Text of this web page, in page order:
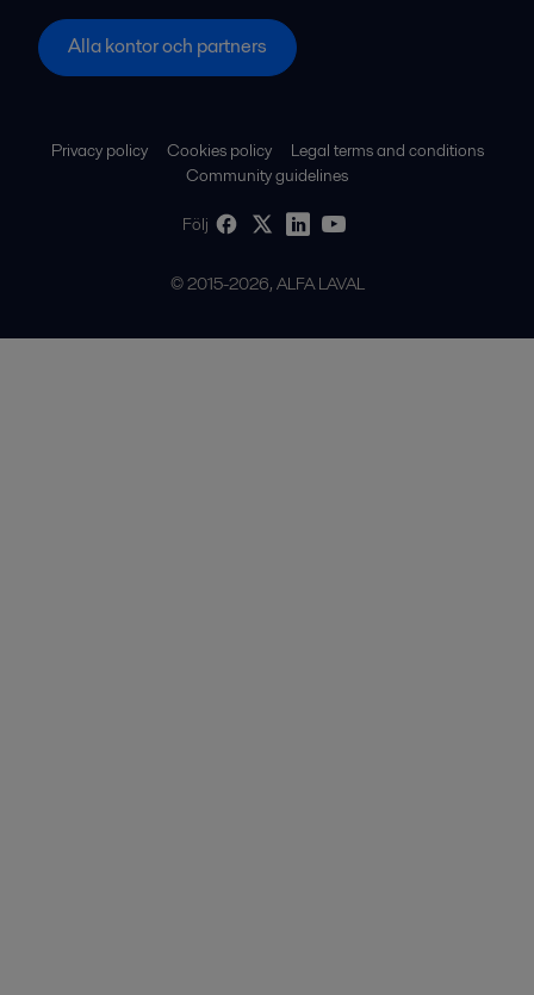
Alla kontor och partners
© 2015-2026, ALFA LAVAL
Följ
Privacy policy Cookies policy
Legal terms and conditions
Community guidelines